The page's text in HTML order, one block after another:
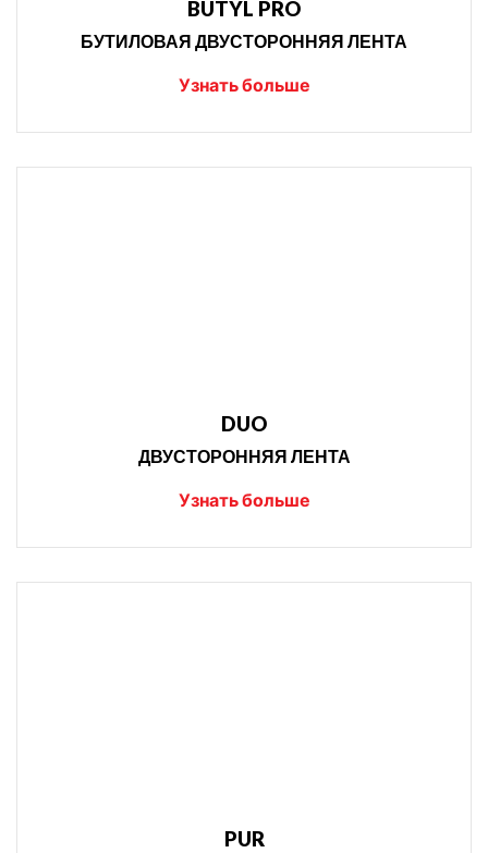
BUTYL PRO
БУТИЛОВАЯ ДВУСТОРОННЯЯ ЛЕНТА
Узнать больше
DUO
ДВУСТОРОННЯЯ ЛЕНТА
Узнать больше
PUR